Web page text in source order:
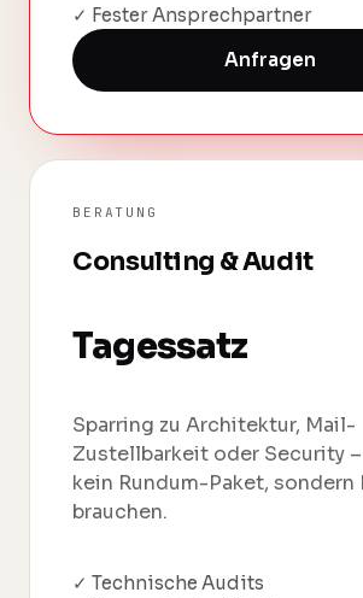
✓ Fester Ansprechpartner
Anfragen
BERATUNG
Consulting & Audit
Tagessatz
Sparring zu Architektur, Mail-
Zustellbarkeit oder Security
kein Rundum-Paket, sondern
brauchen.
✓ Technische Audits